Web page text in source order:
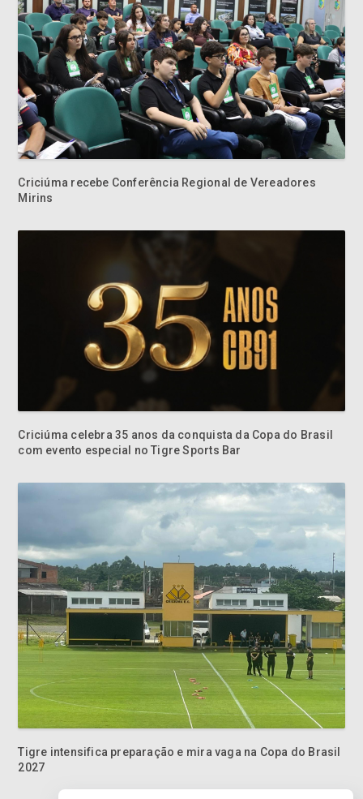
Criciúma recebe Conferência Regional de Vereadores
Mirins
Criciúma celebra 35 anos da conquista da Copa do Brasil
com evento especial no Tigre Sports Bar
Tigre intensifica preparação e mira vaga na Copa do Brasil
2027